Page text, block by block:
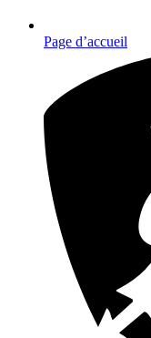
Page d’accueil